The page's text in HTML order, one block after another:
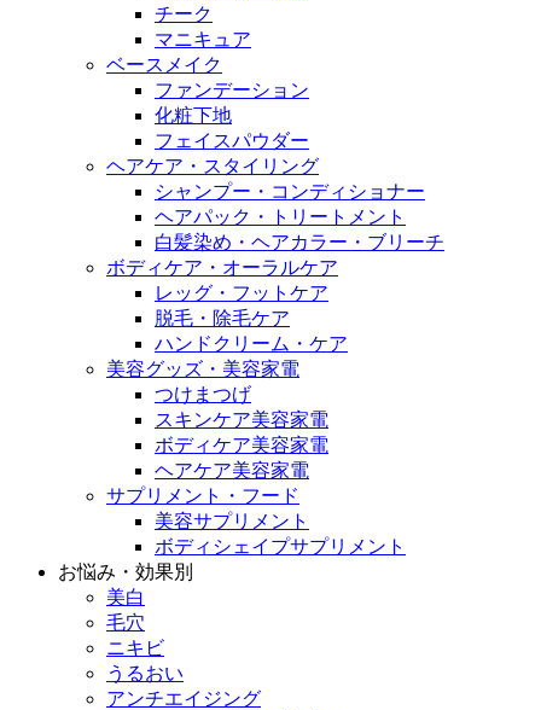
チーク
マニキュア
ベースメイク
ファンデーション
化粧下地
フェイスパウダー
ヘアケア・スタイリング
シャンプー・コンディショナー
ヘアパック・トリートメント
白髪染め・ヘアカラー・ブリーチ
ボディケア・オーラルケア
レッグ・フットケア
脱毛・除毛ケア
ハンドクリーム・ケア
美容グッズ・美容家電
つけまつげ
スキンケア美容家電
ボディケア美容家電
ヘアケア美容家電
サプリメント・フード
美容サプリメント
ボディシェイプサプリメント
お悩み・効果別
美白
毛穴
ニキビ
うるおい
アンチエイジング